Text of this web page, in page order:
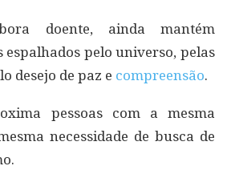
doente, ainda mantém
espalhados pelo universo, pelas
desejo de paz e compreensão.
pessoas com a mesma
necessidade de busca de